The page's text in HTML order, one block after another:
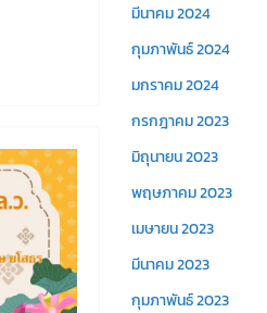
มีนาคม 2024
กุมภาพันธ์ 2024
มกราคม 2024
กรกฎาคม 2023
มิถุนายน 2023
พฤษภาคม 2023
เมษายน 2023
มีนาคม 2023
กุมภาพันธ์ 2023